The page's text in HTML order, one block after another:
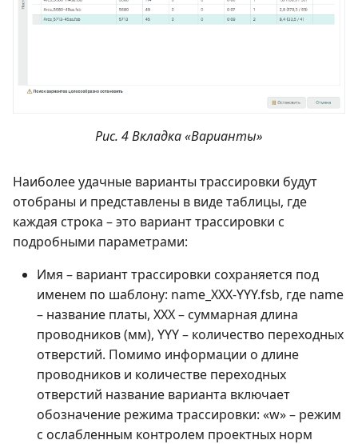
Рис. 4 Вкладка «Варианты»
Наиболее удачные варианты трассировки будут
отобраны и представлены в виде таблицы, где
каждая строка – это вариант трассировки с
подробными параметрами:
Имя – вариант трассировки сохраняется под
именем по шаблону: name_XXX-YYY.fsb, где name
– название платы, XXX – суммарная длина
проводников (мм), YYY – количество переходных
отверстий. Помимо информации о длине
проводников и количестве переходных
отверстий название варианта включает
обозначение режима трассировки: «w» – режим
с ослабленным контролем проектных норм